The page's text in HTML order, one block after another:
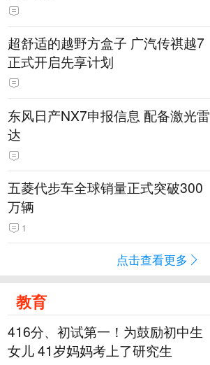
超舒适的越野方盒子 广汽传祺越7
正式开启先享计划
东风日产NX7申报信息 配备激光雷
达
五菱代步车全球销量正式突破300
万辆
1
点击查看更多
教育
416分、初试第一！为鼓励初中生
女儿 41岁妈妈考上了研究生